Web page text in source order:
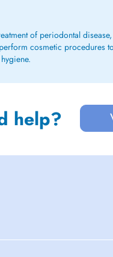
of periodontal
cosmetic procedures
help?